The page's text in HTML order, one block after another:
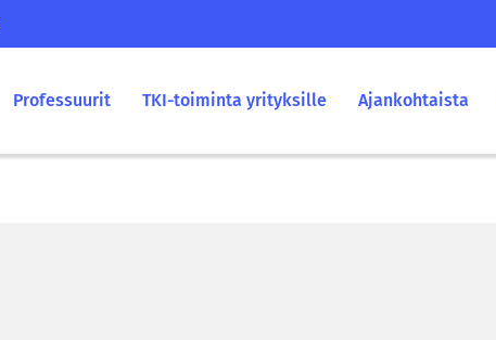
Professuurit TKI-toiminta yrityksille Ajankohtaista